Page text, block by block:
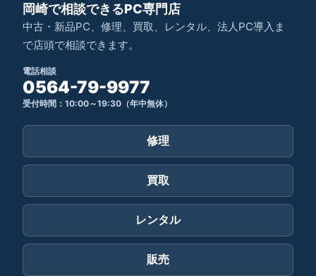
岡崎で相談できるPC専門店
中古・新品PC、修理、買取、レンタル、法人PC導入ま
で店頭で相談できます。
電話相談
0564-79-9977
受付時間：10:00～19:30（年中無休）
修理
買取
レンタル
販売